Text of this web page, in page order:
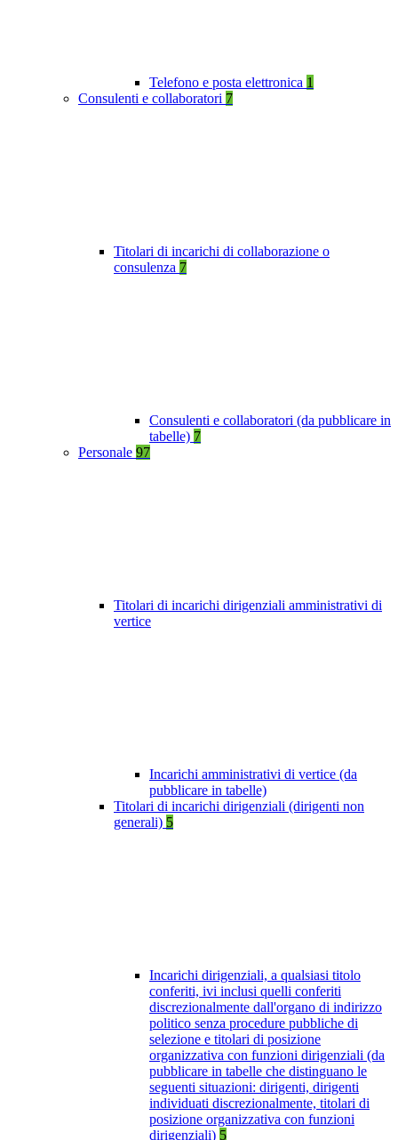
Telefono e posta elettronica 1
Consulenti e collaboratori 7
Titolari di incarichi di collaborazione o
consulenza 7
Consulenti e collaboratori (da pubblicare in
tabelle) 7
Personale 97
Titolari di incarichi dirigenziali amministrativi di
vertice
Incarichi amministrativi di vertice (da
pubblicare in tabelle)
Titolari di incarichi dirigenziali (dirigenti non
generali) 5
Incarichi dirigenziali, a qualsiasi titolo
conferiti, ivi inclusi quelli conferiti
discrezionalmente dall'organo di indirizzo
politico senza procedure pubbliche di
selezione e titolari di posizione
organizzativa con funzioni dirigenziali (da
pubblicare in tabelle che distinguano le
seguenti situazioni: dirigenti, dirigenti
individuati discrezionalmente, titolari di
posizione organizzativa con funzioni
dirigenziali) 5